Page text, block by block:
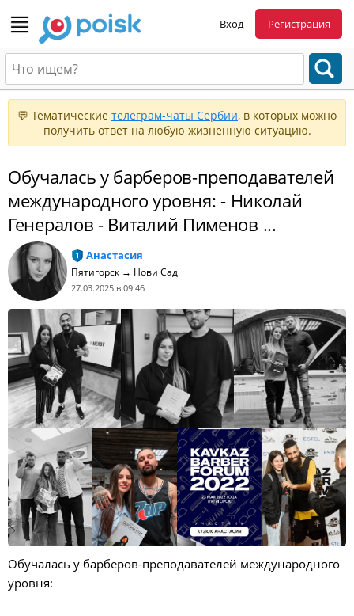
Вход Регистрация
💬 Тематические телеграм-чаты Сербии, в которых можно
получить ответ на любую жизненную ситуацию.
Обучалась у барберов-преподавателей
международного уровня: - Николай
Генералов - Виталий Пименов ...
Анастасия
Пятигорск → Нови Сад
27.03.2025 в 09:46
Обучалась у барберов-преподавателей международного
уровня: